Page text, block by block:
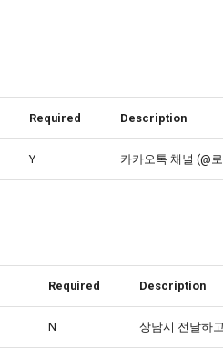
Required Description
Y 카카오톡 채널 (@
Required Description
N 상담시 전달하